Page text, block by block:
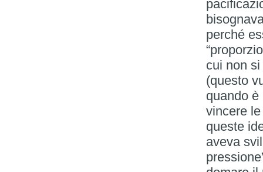
perché
cui non
(questo
quando
vincere
queste
aveva